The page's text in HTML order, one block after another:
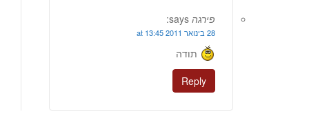
פירגה says:
28 בינואר 2011 at 13:45
תודה
Reply